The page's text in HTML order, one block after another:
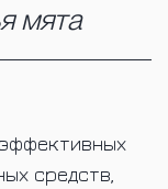
мята
средств,